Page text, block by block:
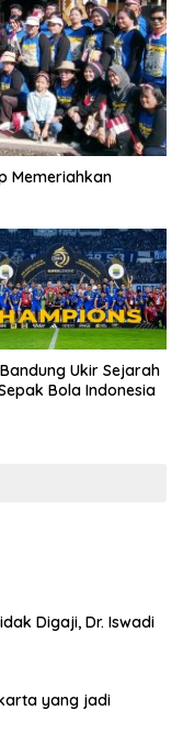
Memeriahkan
Ukir Sejarah
Bola Indonesia
Digaji, Dr. Iswadi
yang jadi